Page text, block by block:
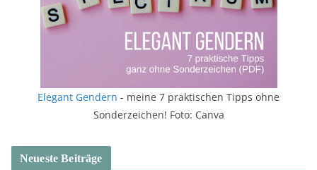
Elegant Gendern - meine 7 praktischen Tipps ohne
Sonderzeichen! Foto: Canva
Neueste Beiträge